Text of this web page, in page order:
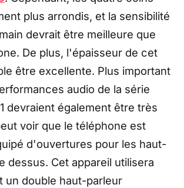
plus arrondis, et la sensibilité
devrait être meilleure que
De plus, l'épaisseur de cet
être excellente. Plus important
audio de la série
devraient également être très
voir que le téléphone est
d'ouvertures pour les haut-
dessus. Cet appareil utilisera
un double haut-parleur